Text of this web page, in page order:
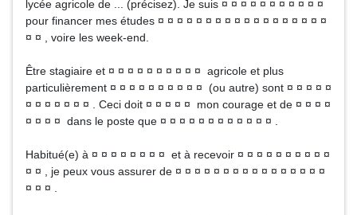
lycée agricole de ... (précisez). Je suis ¤ ¤ ¤ ¤ ¤ ¤ ¤ ¤ ¤ ¤ ¤
pour financer mes études ¤ ¤ ¤ ¤ ¤ ¤ ¤ ¤ ¤ ¤ ¤ ¤ ¤ ¤ ¤ ¤ ¤ ¤
¤ ¤ , voire les week-end.
Être stagiaire et ¤ ¤ ¤ ¤ ¤ ¤ ¤ ¤ ¤ ¤ agricole et plus
particulièrement ¤ ¤ ¤ ¤ ¤ ¤ ¤ ¤ ¤ ¤ (ou autre) sont ¤ ¤ ¤ ¤ ¤
¤ ¤ ¤ ¤ ¤ ¤ ¤ . Ceci doit ¤ ¤ ¤ ¤ ¤ mon courage et de ¤ ¤ ¤ ¤
¤ ¤ ¤ ¤ dans le poste que ¤ ¤ ¤ ¤ ¤ ¤ ¤ ¤ ¤ ¤ ¤ ¤ .
Habitué(e) à ¤ ¤ ¤ ¤ ¤ ¤ ¤ ¤ et à recevoir ¤ ¤ ¤ ¤ ¤ ¤ ¤ ¤ ¤ ¤
¤ ¤ , je peux vous assurer de ¤ ¤ ¤ ¤ ¤ ¤ ¤ ¤ ¤ ¤ ¤ ¤ ¤ ¤ ¤ ¤
¤ ¤ ¤ .